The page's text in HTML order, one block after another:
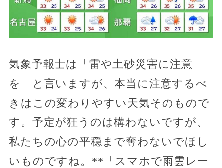
気象予報士は「雷や土砂災害に注意
を」と言いますが、本当に注意するべ
きはこの変わりやすい天気そのもので
す。予定が狂うのは構わないですが、
私たちの心の平穏まで奪わないでほし
いものですね。**「スマホで雨雲レー